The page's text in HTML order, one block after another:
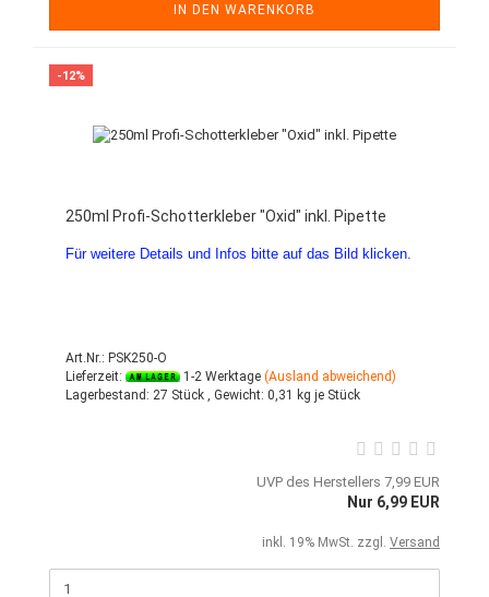
IN DEN WARENKORB
-12%
250ml Profi-Schotterkleber "Oxid" inkl. Pipette
Für weitere Details und Infos bitte auf das Bild klicken.
Art.Nr.: PSK250-O
Lieferzeit:
1-2 Werktage (Ausland abweichend)
Lagerbestand: 27 Stück , Gewicht: 0,31 kg je Stück
UVP des Herstellers 7,99 EUR
Nur 6,99 EUR
inkl. 19% MwSt. zzgl. Versand